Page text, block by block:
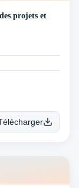
projets et